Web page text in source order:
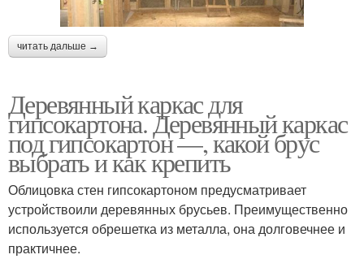
читать дальше →
Деревянный каркас для
гипсокартона. Деревянный каркас
под гипсокартон —, какой брус
выбрать и как крепить
Облицовка стен гипсокартоном предусматривает
устройствоили деревянных брусьев. Преимущественно
используется обрешетка из металла, она долговечнее и
практичнее.